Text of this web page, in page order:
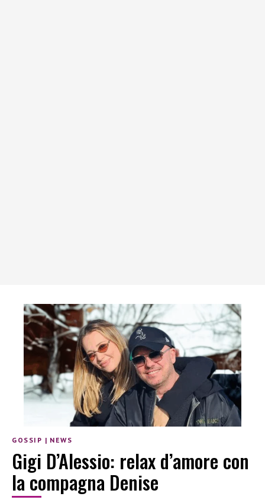
GOSSIP | NEWS
Gigi D’Alessio: relax d’amore con
la compagna Denise